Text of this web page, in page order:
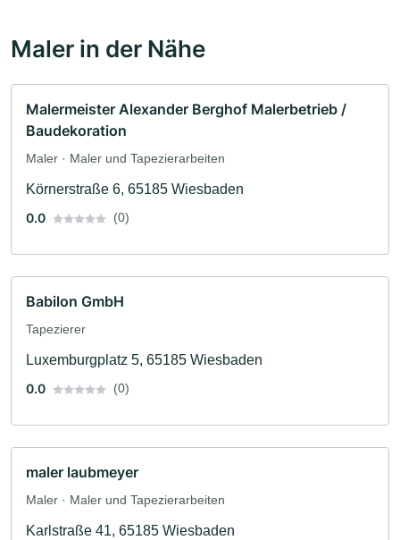
Maler in der Nähe
Malermeister Alexander Berghof Malerbetrieb /
Baudekoration
Maler · Maler und Tapezierarbeiten
Körnerstraße 6, 65185 Wiesbaden
0.0
(0)
Babilon GmbH
Tapezierer
Luxemburgplatz 5, 65185 Wiesbaden
0.0
(0)
maler laubmeyer
Maler · Maler und Tapezierarbeiten
Karlstraße 41, 65185 Wiesbaden